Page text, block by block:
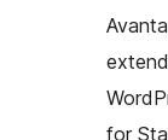
for